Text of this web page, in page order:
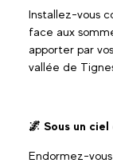
Installez-vous
face aux
apporter par
vallée de
🌌 Sous un
Endormez-